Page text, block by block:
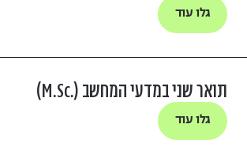
גלו עוד
תואר שני במדעי המחשב (.M.Sc)
גלו עוד